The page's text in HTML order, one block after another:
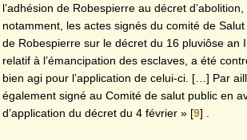
l’adhésion de Robespierre au décret d’abolition,
notamment, les actes signés du comité de
de Robespierre sur le décret du 16 pluviôse an
relatif à l’émancipation des esclaves, a été
bien agi pour l’application de celui-ci. […] Par
également signé au Comité de salut public en
d’application du décret du 4 février » [9]